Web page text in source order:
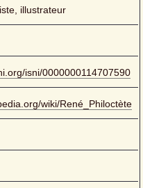
illustrateur
isni/0000000114707590
wiki/René_Philoctète